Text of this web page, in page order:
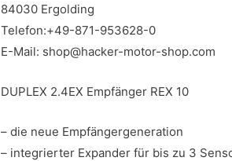
84030 Ergolding
Telefon:+49-871-953628-0
E-Mail: shop@hacker-motor-shop.com
DUPLEX 2.4EX Empfänger REX 10
– die neue Empfängergeneration
– integrierter Expander für bis zu 3